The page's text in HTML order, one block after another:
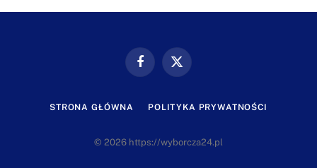
FacebookX
STRONA GŁÓWNA POLITYKA PRYWATNOŚCI
© 2026 https://wyborcza24.pl